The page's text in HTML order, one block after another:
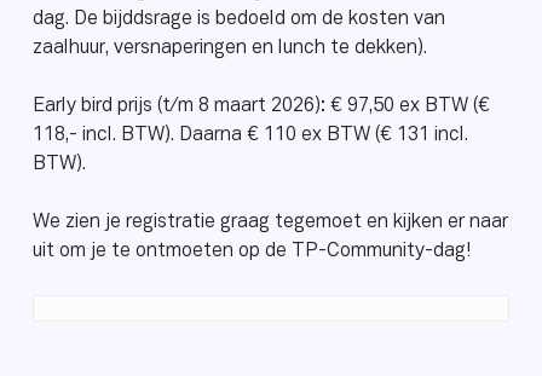
dag. De bijddsrage is bedoeld om de kosten van
zaalhuur, versnaperingen en lunch te dekken).
Early bird prijs (t/m 8 maart 2026): € 97,50 ex BTW (€
118,- incl. BTW). Daarna € 110 ex BTW (€ 131 incl.
BTW).
We zien je registratie graag tegemoet en kijken er naar
uit om je te ontmoeten op de TP-Community-dag!